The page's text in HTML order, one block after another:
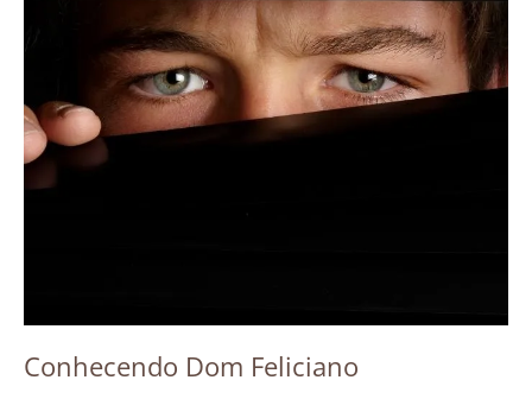
Conhecendo Dom Feliciano